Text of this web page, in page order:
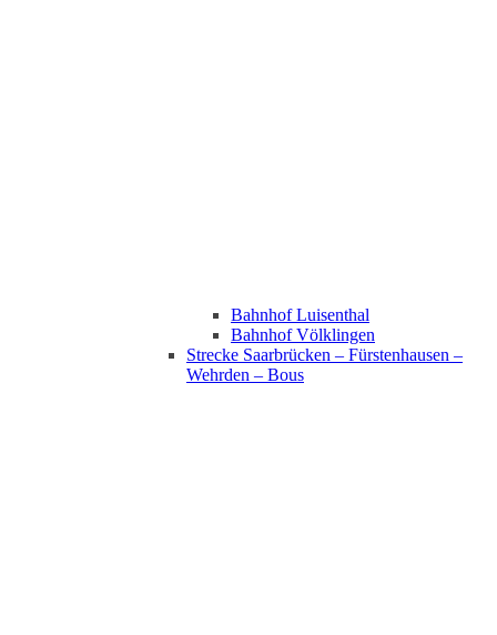
Bahnhof Luisenthal
Bahnhof Völklingen
Strecke Saarbrücken – Fürstenhausen –
Wehrden – Bous